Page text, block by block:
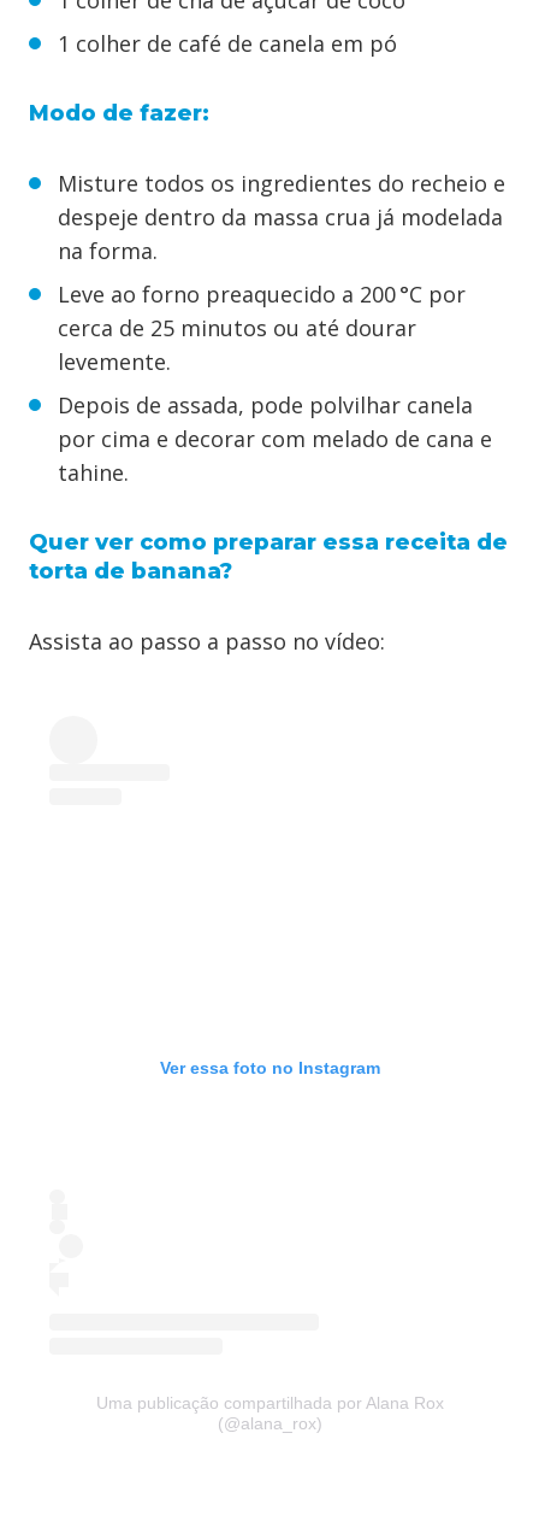
1 colher de café de canela em pó
Modo de fazer:
Misture todos os ingredientes do recheio e
despeje dentro da massa crua já modelada
na forma.
Leve ao forno preaquecido a 200 °C por
cerca de 25 minutos ou até dourar
levemente.
Depois de assada, pode polvilhar canela
por cima e decorar com melado de cana e
tahine.
Quer ver como preparar essa receita de
torta de banana?
Assista ao passo a passo no vídeo:
Ver essa foto no Instagram
Uma publicação compartilhada por Alana Rox
(@alana_rox)